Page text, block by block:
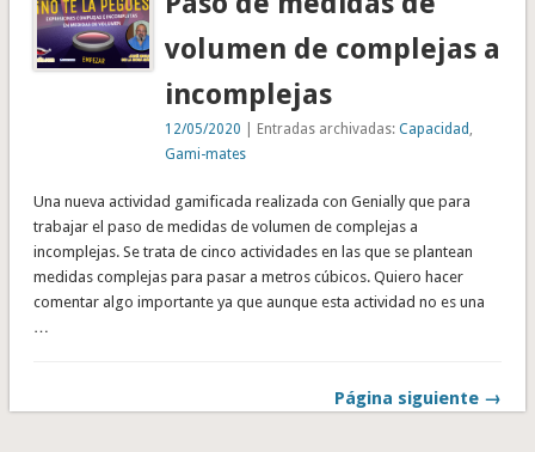
volumen de complejas a
incomplejas
12/05/2020 | Entradas archivadas:Capacidad
Gami-mates
Una nueva actividad gamificada realizada con Genially que para
trabajar el paso de medidas de volumen de complejas a
incomplejas. Se trata de cinco actividades en las que se plantean
medidas complejas para pasar a metros cúbicos. Quiero hacer
comentar algo importante ya que aunque esta actividad no es una
…
Página siguiente →